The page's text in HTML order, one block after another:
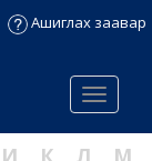
Ашиглах заавар
Menu
И К Л
М